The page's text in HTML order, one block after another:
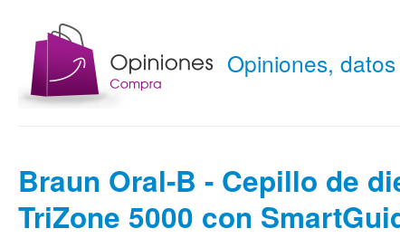
Opiniones,
Braun Oral-B - Cepillo de
TriZone 5000 con